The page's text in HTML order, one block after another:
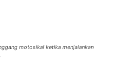
motosikal ketika menjalankan